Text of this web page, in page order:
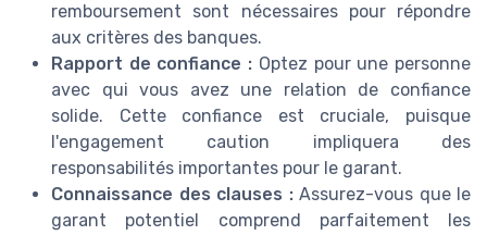
remboursement sont nécessaires pour répondre
aux critères des banques.
Rapport de confiance : Optez pour une personne
avec qui vous avez une relation de confiance
solide. Cette confiance est cruciale, puisque
l'engagement caution impliquera des
responsabilités importantes pour le garant.
Connaissance des clauses :Assurez-vous que le
garant potentiel comprend parfaitement les